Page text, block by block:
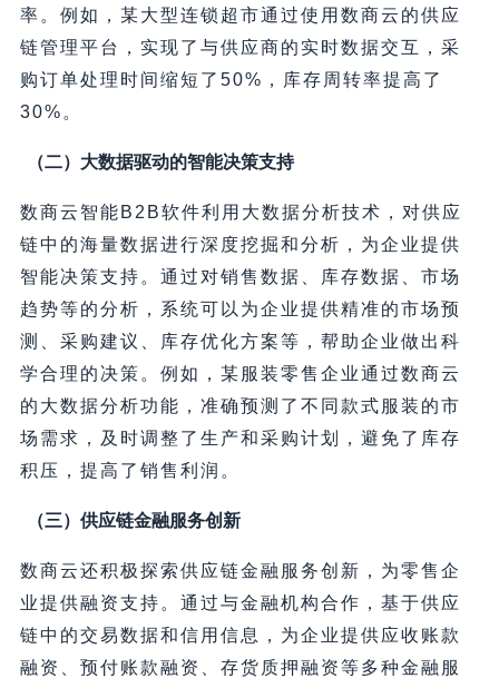
率。例如，某大型连锁超市通过使用数商云的供应
链管理平台，实现了与供应商的实时数据交互，采
购订单处理时间缩短了50%，库存周转率提高了
30%。
（二）大数据驱动的智能决策支持
数商云智能B2B软件利用大数据分析技术，对供应
链中的海量数据进行深度挖掘和分析，为企业提供
智能决策支持。通过对销售数据、库存数据、市场
趋势等的分析，系统可以为企业提供精准的市场预
测、采购建议、库存优化方案等，帮助企业做出科
学合理的决策。例如，某服装零售企业通过数商云
的大数据分析功能，准确预测了不同款式服装的市
场需求，及时调整了生产和采购计划，避免了库存
积压，提高了销售利润。
（三）供应链金融服务创新
数商云还积极探索供应链金融服务创新，为零售企
业提供融资支持。通过与金融机构合作，基于供应
链中的交易数据和信用信息，为企业提供应收账款
融资、预付账款融资、存货质押融资等多种金融服